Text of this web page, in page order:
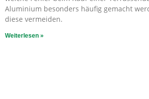
Aluminium besonders häufig gemacht
diese vermeiden.
Weiterlesen »